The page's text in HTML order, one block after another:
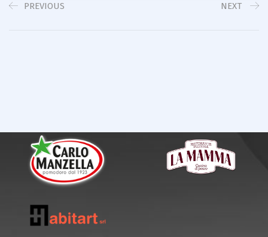
PREVIOUS NEXT